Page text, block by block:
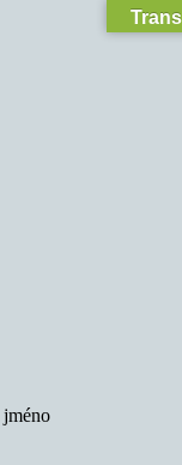
jméno